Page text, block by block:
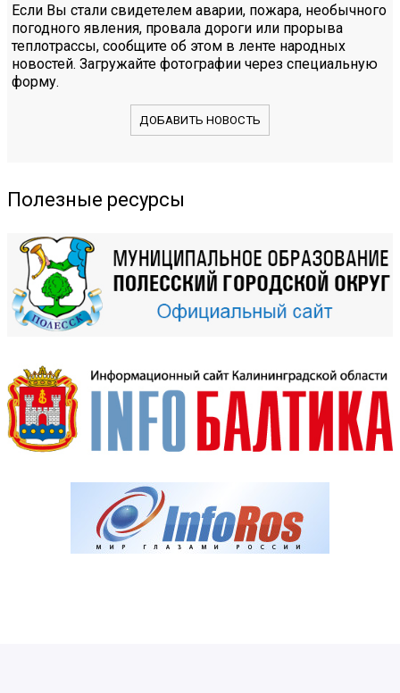
Если Вы стали свидетелем аварии, пожара, необычного
погодного явления, провала дороги или прорыва
теплотрассы, сообщите об этом в ленте народных
новостей. Загружайте фотографии через специальную
форму.
ДОБАВИТЬ НОВОСТЬ
Полезные ресурсы